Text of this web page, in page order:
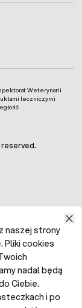
Weterynarii
leczniczymi
naszej strony
Pliki cookies
nadal będą
Ciebie.
i po